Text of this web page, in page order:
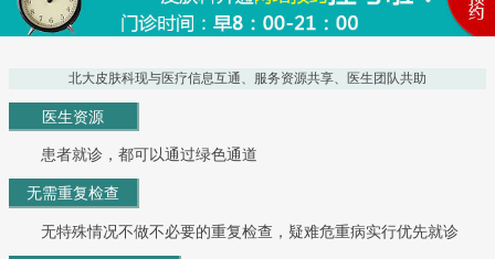
北大皮肤科现与医疗信息互通、服务资源共享、医生团队共助
医生资源
患者就诊，都可以通过绿色通道
无需重复检查
无特殊情况不做不必要的重复检查，疑难危重病实行优先就诊